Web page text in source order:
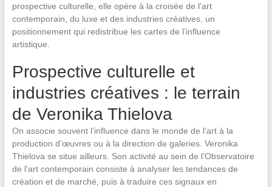
prospective culturelle, elle opère à la croisée de l’art
contemporain, du luxe et des industries créatives, un
positionnement qui redistribue les cartes de l’influence
artistique.
Prospective culturelle et
industries créatives : le terrain
de Veronika Thielova
On associe souvent l’influence dans le monde de l’art à la
production d’œuvres ou à la direction de galeries. Veronika
Thielova se situe ailleurs. Son activité au sein de l’Observatoire
de l’art contemporain consiste à analyser les tendances de
création et de marché, puis à traduire ces signaux en